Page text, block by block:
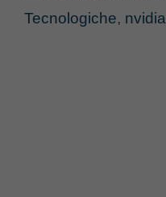
Tecnologiche, nvidia